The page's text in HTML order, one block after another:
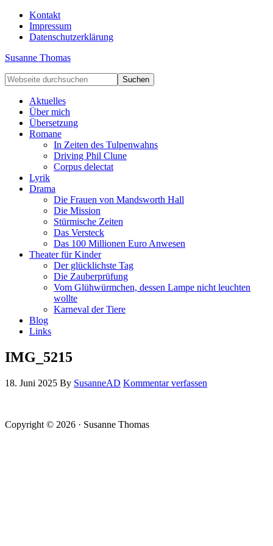
Kontakt
Impressum
Datenschutzerklärung
Susanne Thomas
Aktuelles
Über mich
Übersetzung
Romane
In Zeiten des Tulpenwahns
Driving Phil Clune
Corpus delectat
Lyrik
Drama
Die Frauen von Mandsworth Hall
Die Mission
Stürmische Zeiten
Das Versteck
Das 100 Millionen Euro Anwesen
Theater für Kinder
Der glücklichste Tag
Die Zauberprüfung
Vom Glühwürmchen, dessen Lampe nicht leuchten
wollte
Karneval der Tiere
Blog
Links
IMG_5215
18. Juni 2025 By SusanneAD Kommentar verfassen
Copyright © 2026 · Susanne Thomas